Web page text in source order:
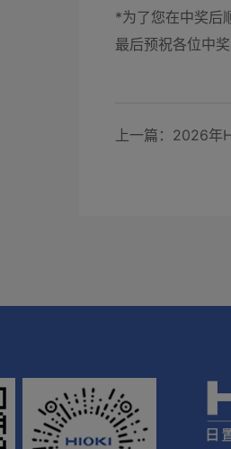
*为了您在中奖后
最后预祝各位中
上一篇：2026年